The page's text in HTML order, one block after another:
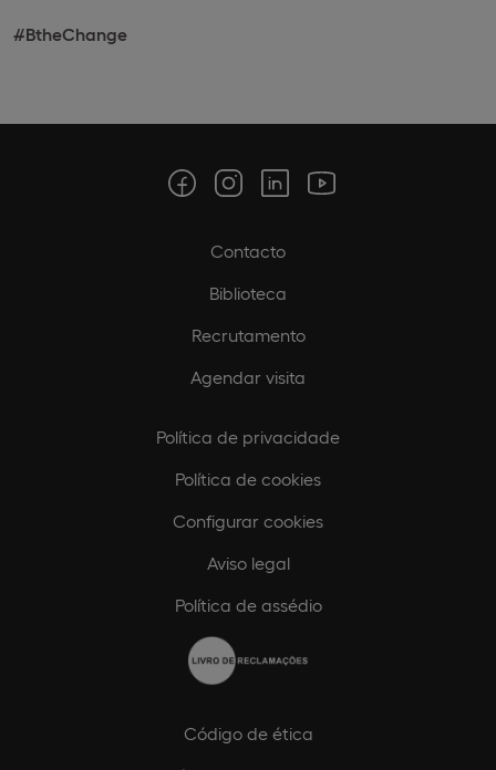
#BtheChange
Contacto
Biblioteca
Recrutamento
Agendar visita
Política de privacidade
Política de cookies
Configurar cookies
Aviso legal
Política de assédio
Código de ética